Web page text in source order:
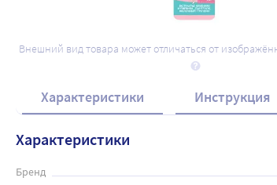
Внешний вид товара может отличаться от
Характеристики Инструкция
Характеристики
Бренд